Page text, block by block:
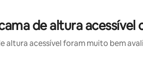
de altura acessível
acessível foram muito bem